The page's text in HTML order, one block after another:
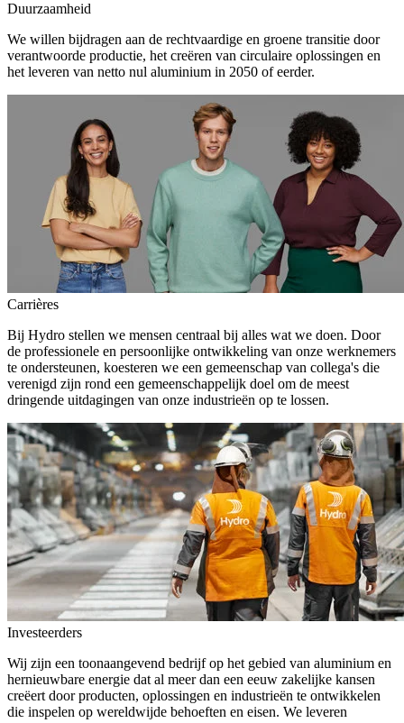
Duurzaamheid
We willen bijdragen aan de rechtvaardige en groene transitie door
verantwoorde productie, het creëren van circulaire oplossingen en
het leveren van netto nul aluminium in 2050 of eerder.
Carrières
Bij Hydro stellen we mensen centraal bij alles wat we doen. Door
de professionele en persoonlijke ontwikkeling van onze werknemers
te ondersteunen, koesteren we een gemeenschap van collega's die
verenigd zijn rond een gemeenschappelijk doel om de meest
dringende uitdagingen van onze industrieën op te lossen.
Investeerders
Wij zijn een toonaangevend bedrijf op het gebied van aluminium en
hernieuwbare energie dat al meer dan een eeuw zakelijke kansen
creëert door producten, oplossingen en industrieën te ontwikkelen
die inspelen op wereldwijde behoeften en eisen. We leveren